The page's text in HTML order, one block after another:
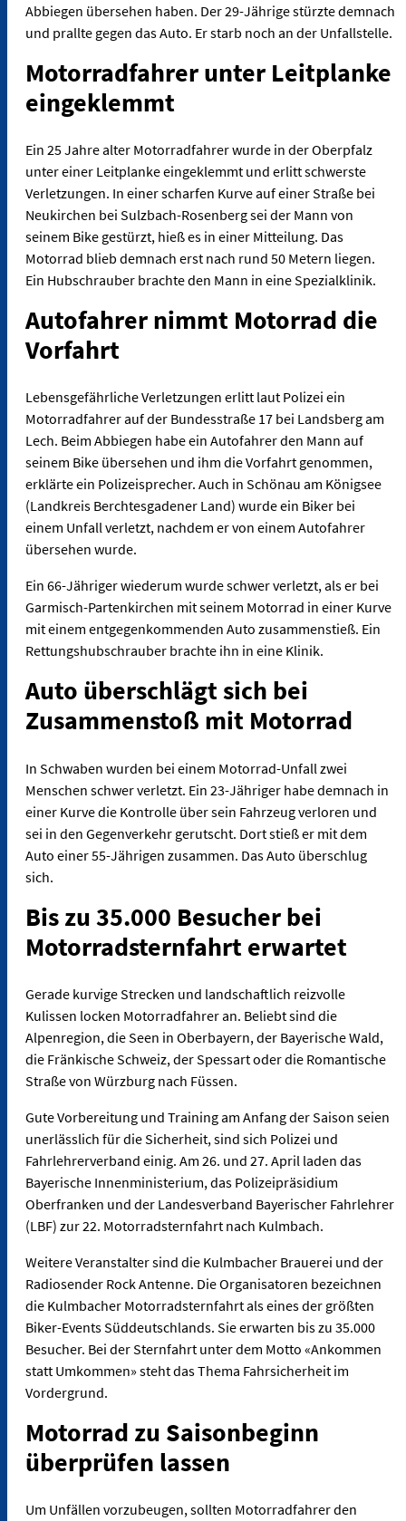
Abbiegen übersehen haben. Der 29-Jährige stürzte demnach
und prallte gegen das Auto. Er starb noch an der Unfallstelle.
Motorradfahrer unter Leitplanke
eingeklemmt
Ein 25 Jahre alter Motorradfahrer wurde in der Oberpfalz
unter einer Leitplanke eingeklemmt und erlitt schwerste
Verletzungen. In einer scharfen Kurve auf einer Straße bei
Neukirchen bei Sulzbach-Rosenberg sei der Mann von
seinem Bike gestürzt, hieß es in einer Mitteilung. Das
Motorrad blieb demnach erst nach rund 50 Metern liegen.
Ein Hubschrauber brachte den Mann in eine Spezialklinik.
Autofahrer nimmt Motorrad die
Vorfahrt
Lebensgefährliche Verletzungen erlitt laut Polizei ein
Motorradfahrer auf der Bundesstraße 17 bei Landsberg am
Lech. Beim Abbiegen habe ein Autofahrer den Mann auf
seinem Bike übersehen und ihm die Vorfahrt genommen,
erklärte ein Polizeisprecher. Auch in Schönau am Königsee
(Landkreis Berchtesgadener Land) wurde ein Biker bei
einem Unfall verletzt, nachdem er von einem Autofahrer
übersehen wurde.
Ein 66-Jähriger wiederum wurde schwer verletzt, als er bei
Garmisch-Partenkirchen mit seinem Motorrad in einer Kurve
mit einem entgegenkommenden Auto zusammenstieß. Ein
Rettungshubschrauber brachte ihn in eine Klinik.
Auto überschlägt sich bei
Zusammenstoß mit Motorrad
In Schwaben wurden bei einem Motorrad-Unfall zwei
Menschen schwer verletzt. Ein 23-Jähriger habe demnach in
einer Kurve die Kontrolle über sein Fahrzeug verloren und
sei in den Gegenverkehr gerutscht. Dort stieß er mit dem
Auto einer 55-Jährigen zusammen. Das Auto überschlug
sich.
Bis zu 35.000 Besucher bei
Motorradsternfahrt erwartet
Gerade kurvige Strecken und landschaftlich reizvolle
Kulissen locken Motorradfahrer an. Beliebt sind die
Alpenregion, die Seen in Oberbayern, der Bayerische Wald,
die Fränkische Schweiz, der Spessart oder die Romantische
Straße von Würzburg nach Füssen.
Gute Vorbereitung und Training am Anfang der Saison seien
unerlässlich für die Sicherheit, sind sich Polizei und
Fahrlehrerverband einig. Am 26. und 27. April laden das
Bayerische Innenministerium, das Polizeipräsidium
Oberfranken und der Landesverband Bayerischer Fahrlehrer
(LBF) zur 22. Motorradsternfahrt nach Kulmbach.
Weitere Veranstalter sind die Kulmbacher Brauerei und der
Radiosender Rock Antenne. Die Organisatoren bezeichnen
die Kulmbacher Motorradsternfahrt als eines der größten
Biker-Events Süddeutschlands. Sie erwarten bis zu 35.000
Besucher. Bei der Sternfahrt unter dem Motto «Ankommen
statt Umkommen» steht das Thema Fahrsicherheit im
Vordergrund.
Motorrad zu Saisonbeginn
überprüfen lassen
Um Unfällen vorzubeugen, sollten Motorradfahrer den